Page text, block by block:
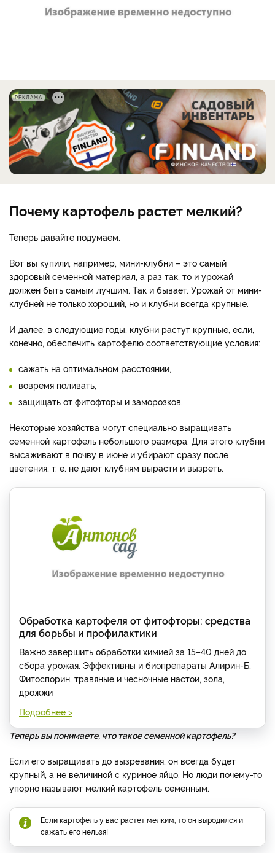
РЕКЛАМА
Почему картофель растет мелкий?
Теперь давайте подумаем.
Вот вы купили, например, мини-клубни – это самый
здоровый семенной материал, а раз так, то и урожай
должен быть самым лучшим. Так и бывает. Урожай от мини-
клубней не только хороший, но и клубни всегда крупные.
И далее, в следующие годы, клубни растут крупные, если,
конечно, обеспечить картофелю соответствующие условия:
сажать на оптимальном расстоянии,
вовремя поливать,
защищать от фитофторы и заморозков.
Некоторые хозяйства могут специально выращивать
семенной картофель небольшого размера. Для этого клубни
высаживают в почву в июне и убирают сразу после
цветения, т. е. не дают клубням вырасти и вызреть.
Обработка картофеля от фитофторы: средства
для борьбы и профилактики
Важно завершить обработки химией за 15–40 дней до
сбора урожая. Эффективны и биопрепараты Алирин-Б,
Фитоспорин, травяные и чесночные настои, зола,
дрожжи
Подробнее >
Теперь вы понимаете, что такое семенной картофель?
Если его выращивать до вызревания, он всегда будет
крупный, а не величиной с куриное яйцо. Но люди почему-то
упорно называют мелкий картофель семенным.
Если картофель у вас растет мелким, то он выродился и
сажать его нельзя!